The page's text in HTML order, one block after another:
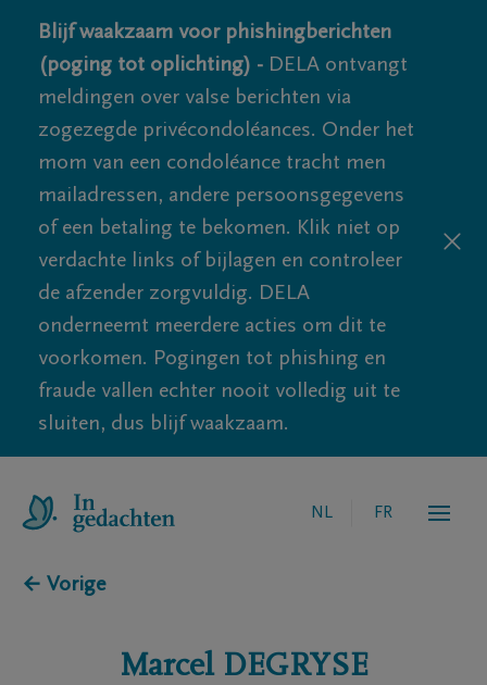
Blijf waakzaam voor phishingberichten
(poging tot oplichting) - DELA ontvangt
meldingen over valse berichten via
zogezegde privécondoléances. Onder het
mom van een condoléance tracht men
mailadressen, andere persoonsgegevens
of een betaling te bekomen. Klik niet op
verdachte links of bijlagen en controleer
de afzender zorgvuldig. DELA
onderneemt meerdere acties om dit te
voorkomen. Pogingen tot phishing en
fraude vallen echter nooit volledig uit te
sluiten, dus blijf waakzaam.
NL FR
← Vorige
Marcel DEGRYSE